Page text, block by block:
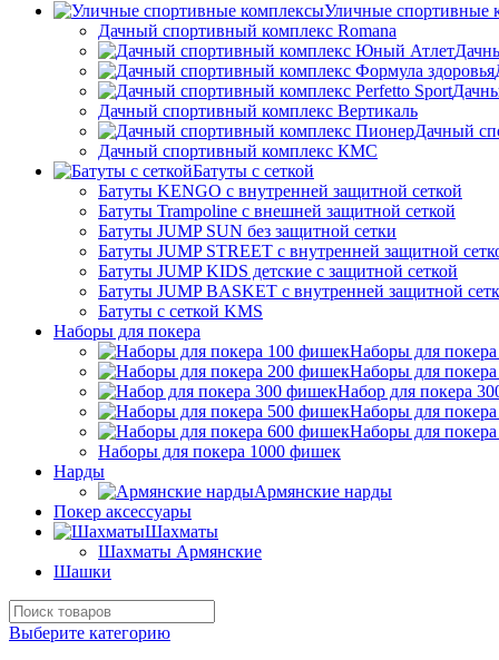
Уличные спортивные
Дачный спортивный комплекс Romana
Дачный спортивный комплекс Вертикаль
Дачный
Дачный спортивный комплекс КМС
Батуты с сеткой
Батуты KENGO с внутренней защитной сеткой
Батуты Trampoline с внешней защитной сеткой
Батуты JUMP SUN без защитной сетки
Батуты JUMP STREET с внутренней защитной
Батуты JUMP KIDS детские с защитной сеткой
Батуты JUMP BASKET с внутренней защитной
Батуты с сеткой KMS
Наборы для покера
Наборы для
Наборы для
Набор для покера
Наборы для
Наборы для
Наборы для покера 1000 фишек
Нарды
Армянские нарды
Покер аксессуары
Шахматы
Шахматы Армянские
Шашки
Выберите категорию